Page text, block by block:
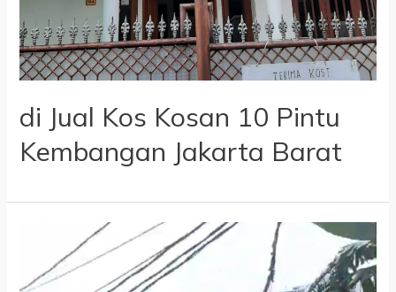
di Jual Kos Kosan 10 Pintu
Kembangan Jakarta Barat